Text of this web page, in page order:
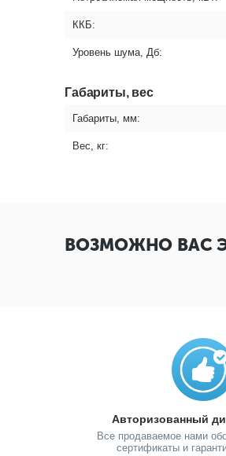
ККБ:
Уровень шума, Дб:
Габариты, вес
Габариты, мм:
Вес, кг:
ВОЗМОЖНО ВАС
Авторизованный
Все продаваемое нами
сертификаты и